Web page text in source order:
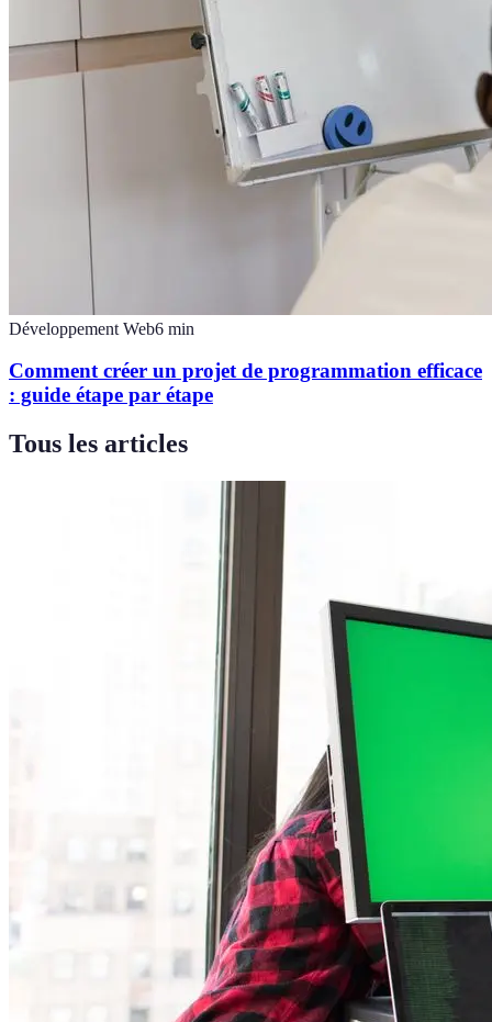
Développement Web6 min
Comment créer un projet de programmation efficace
: guide étape par étape
Tous les articles